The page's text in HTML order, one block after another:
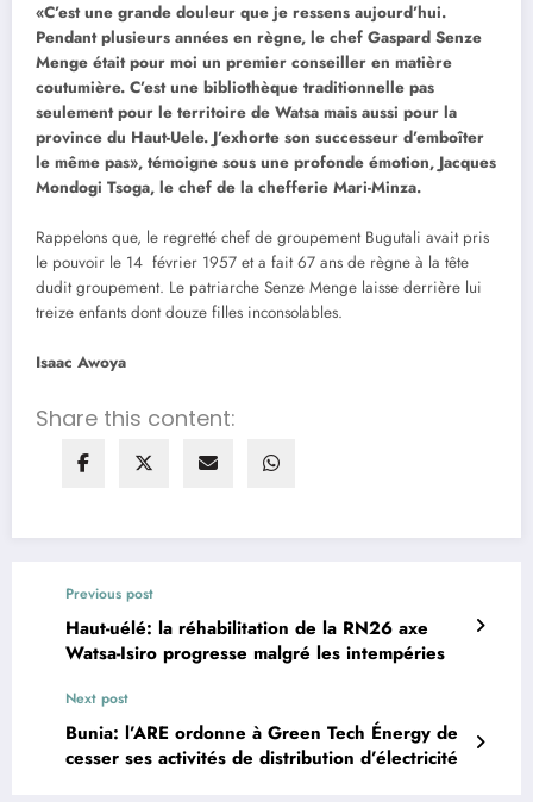
«C’est une grande douleur que je ressens aujourd’hui.
Pendant plusieurs années en règne, le chef Gaspard Senze
Menge était pour moi un premier conseiller en matière
coutumière. C’est une bibliothèque traditionnelle pas
seulement pour le territoire de Watsa mais aussi pour la
province du Haut-Uele. J’exhorte son successeur d’emboîter
le même pas», témoigne sous une profonde émotion, Jacques
Mondogi Tsoga, le chef de la chefferie Mari-Minza.
Rappelons que, le regretté chef de groupement Bugutali avait pris
le pouvoir le 14 février 1957 et a fait 67 ans de règne à la tête
dudit groupement. Le patriarche Senze Menge laisse derrière lui
treize enfants dont douze filles inconsolables.
Isaac Awoya
Share this content:
Previous post
Haut-uélé: la réhabilitation de la RN26 axe
Watsa-Isiro progresse malgré les intempéries
Next post
Bunia: l’ARE ordonne à Green Tech Énergy de
cesser ses activités de distribution d’électricité